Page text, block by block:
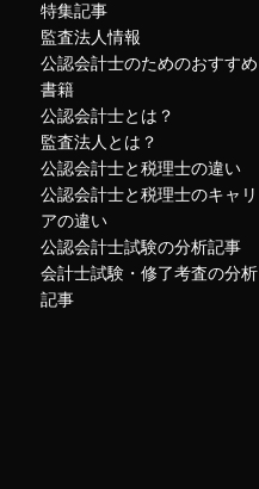
特集記事
監査法人情報
公認会計士のためのおすすめ
書籍
公認会計士とは？
監査法人とは？
公認会計士と税理士の違い
公認会計士と税理士のキャリ
アの違い
公認会計士試験の分析記事
会計士試験・修了考査の分析
記事